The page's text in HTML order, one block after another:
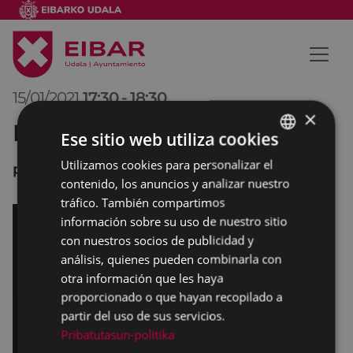
15/01/2021 17:30-18:30
Pleno Municipal
por videoconferencia BASQUE
SPANISH
×
Ese sitio web utiliza cookies
Utilizamos cookies para personalizar el
contenido, los anuncios y analizar nuestro
tráfico. También compartimos
información sobre su uso de nuestro sitio
con nuestros socios de publicidad y
análisis, quienes pueden combinarla con
otra información que les haya
proporcionado o que hayan recopilado a
partir del uso de sus servicios.
Pribatutasun-politika